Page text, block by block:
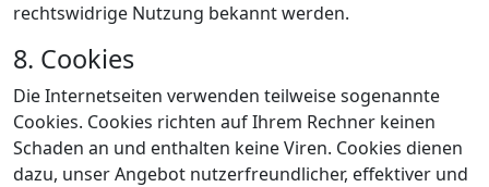
rechtswidrige Nutzung bekannt werden.
8. Cookies
Die Internetseiten verwenden teilweise sogenannte
Cookies. Cookies richten auf Ihrem Rechner keinen
Schaden an und enthalten keine Viren. Cookies dienen
dazu, unser Angebot nutzerfreundlicher, effektiver und